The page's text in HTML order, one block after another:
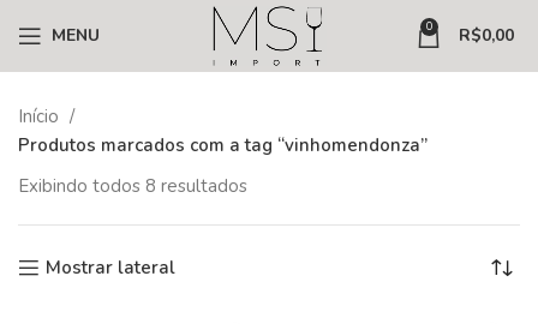
MENU 0 R$0,00
Início
Produtos marcados com a tag “vinhomendonza”
Exibindo todos 8 resultados
Mostrar lateral